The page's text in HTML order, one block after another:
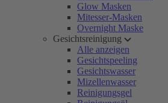
Glow Masken
Mitesser-Masken
Overnight Maske
Gesichtsreinigung
Alle anzeigen
Gesichtspeeling
Gesichtswasser
Mizellenwasser
Reinigungsgel